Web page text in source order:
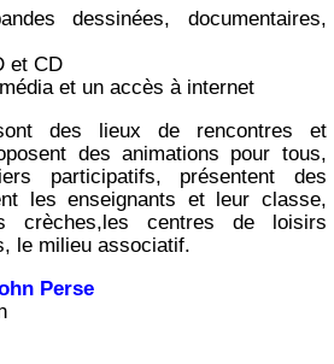
dessinées, documentaires,
et CD
et un accès à internet
des lieux de rencontres et
des animations pour tous,
participatifs, présentent des
les enseignants et leur classe,
crèches,les centres de loisirs
le milieu associatif.
Perse